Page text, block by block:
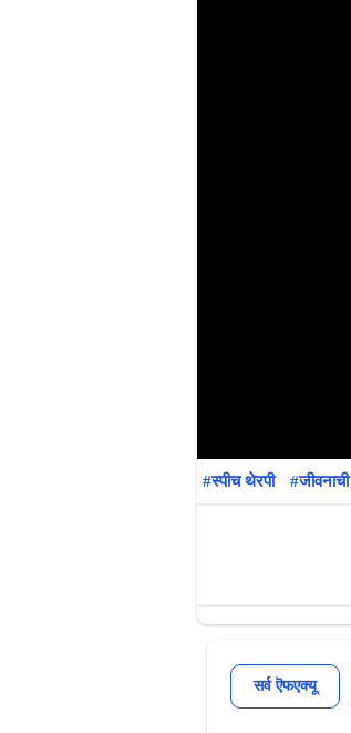
स्पीच थेरपी
सर्व ऎफएक्यू